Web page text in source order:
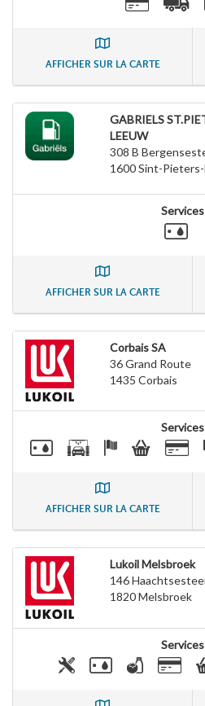
AFFICHER SUR LA CARTE
GABRIELS
LEEUW
308 B
1600Sint-
Services
AFFICHER SUR LA CARTE
Corbais SA
36 Grand Route
1435 Corbais
Services
AFFICHER SUR LA CARTE
Lukoil Melsbroek
146
1820Melsbroek
Services